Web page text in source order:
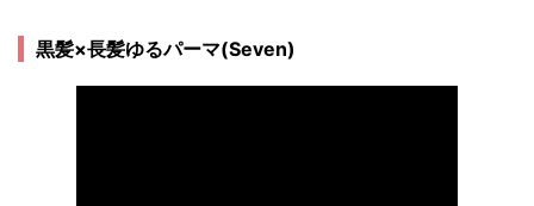
黒髪×長髪ゆるパーマ(Seven)